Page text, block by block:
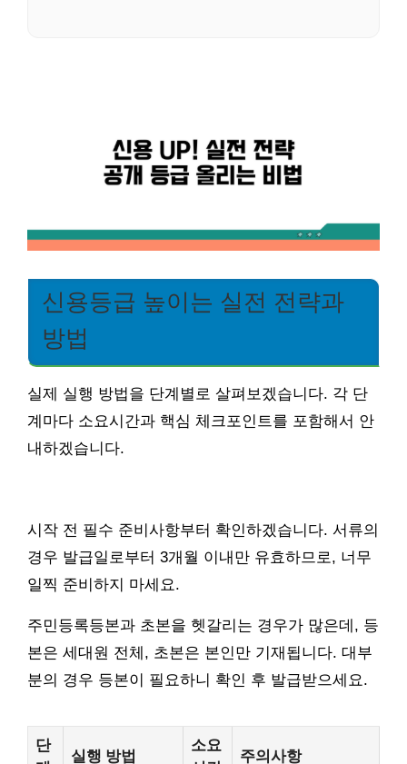
신용등급 높이는 실전 전략과
방법
실제 실행 방법을 단계별로 살펴보겠습니다. 각 단
계마다 소요시간과 핵심 체크포인트를 포함해서 안
내하겠습니다.
시작 전 필수 준비사항부터 확인하겠습니다. 서류의
경우 발급일로부터 3개월 이내만 유효하므로, 너무
일찍 준비하지 마세요.
주민등록등본과 초본을 헷갈리는 경우가 많은데, 등
본은 세대원 전체, 초본은 본인만 기재됩니다. 대부
분의 경우 등본이 필요하니 확인 후 발급받으세요.
단
실행 방법
소요
주의사항